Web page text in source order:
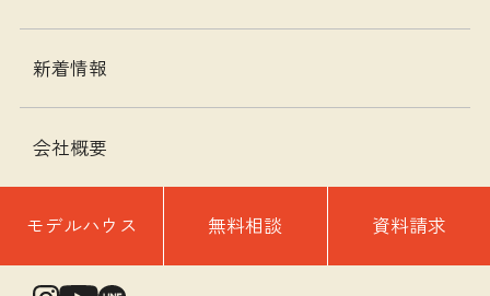
新着情報
会社概要
モデルハウス 無料相談 資料請求
信してください。